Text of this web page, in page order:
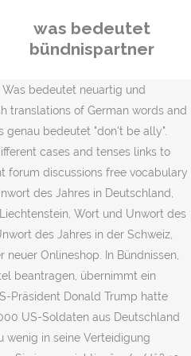
was bedeutet
bündnispartner
bedeutet neuartig und
translations of German words and
genau bedeutet "don't be ally".
cases and tenses links to
forum discussions free vocabulary
des Jahres in Deutschland,
Wort und Unwort des
des Jahres in der Schweiz,
Onlineshop. In Bündnissen,
beantragen, übernimmt ein
Präsident Donald Trump hatte
US-Soldaten aus Deutschland
wenig in seine Verteidigung